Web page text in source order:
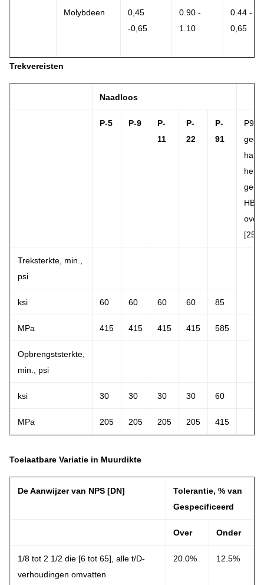
Molybdeen
0,45
-0,65
0.90 -
1.10
0.44 -
0,65
Trekvereisten
Naadloos
P-5 P-9
P-
11
P-
22
P-
91
P91
geen
HB/
Treksterkte, min.,
psi
ksi 60 60 60 60 85
MPa 415 415 415 415 585
Opbrengststerkte,
min., psi
ksi 30 30 30 30 60
MPa 205 205 205 205 415
Toelaatbare Variatie in Muurdikte
De Aanwijzer van NPS [DN]
Tolerantie, % van
Gespecificeerd
Over Onder
1/8 tot 2 1/2 die [6 tot 65], alle t/D-
verhoudingen omvatten
20.0% 12.5%